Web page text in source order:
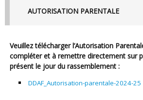
AUTORISATION PARENTALE
Veuilleztélécharger l’Autorisation
compléter et à remettre directement sur
présent le jour du rassemblement :
DDAF_Autorisation-parentale-2024-25